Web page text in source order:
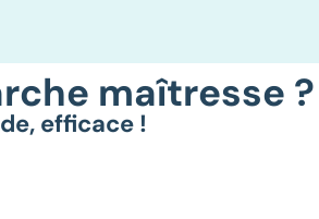
maîtresse ?
efficace !